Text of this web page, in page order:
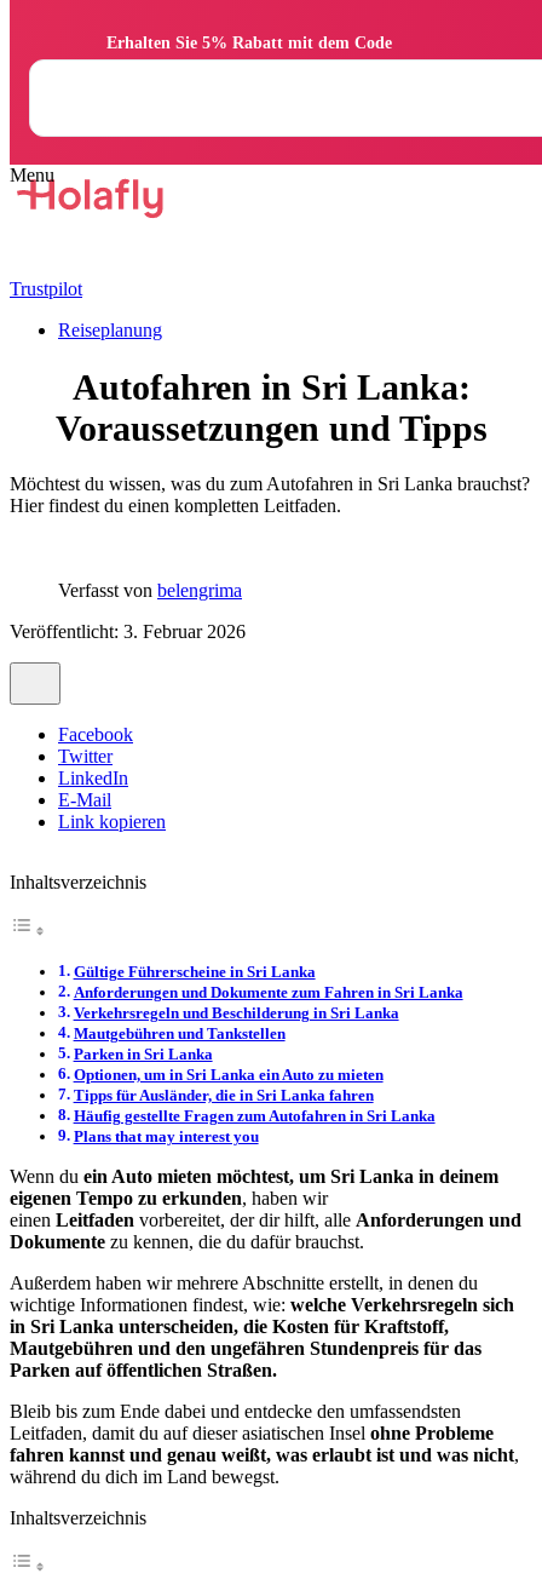
Trustpilot
Reiseplanung
Autofahren in Sri Lanka:
Voraussetzungen und Tipps
Möchtest du wissen, was du zum Autofahren in Sri Lanka brauchst?
Hier findest du einen kompletten Leitfaden.
Verfasst von belengrima
Veröffentlicht: 3. Februar 2026
Facebook
Twitter
LinkedIn
E-Mail
Link kopieren
Inhaltsverzeichnis
Gültige Führerscheine in Sri Lanka
Anforderungen und Dokumente zum Fahren in Sri Lanka
Verkehrsregeln und Beschilderung in Sri Lanka
Mautgebühren und Tankstellen
Parken in Sri Lanka
Optionen, um in Sri Lanka ein Auto zu mieten
Tipps für Ausländer, die in Sri Lanka fahren
Häufig gestellte Fragen zum Autofahren in Sri Lanka
Plans that may interest you
Wenn du ein Auto mieten möchtest, um Sri Lanka in deinem
eigenen Tempo zu erkunden, haben wir
einen Leitfaden vorbereitet, der dir hilft, alle Anforderungen und
Dokumente zu kennen, die du dafür brauchst.
Außerdem haben wir mehrere Abschnitte erstellt, in denen du
wichtige Informationen findest, wie: welche Verkehrsregeln sich
in Sri Lanka unterscheiden, die Kosten für Kraftstoff,
Mautgebühren und den ungefähren Stundenpreis für das
Parken auf öffentlichen Straßen.
Bleib bis zum Ende dabei und entdecke den umfassendsten
Leitfaden, damit du auf dieser asiatischen Insel ohne Probleme
fahren kannst und genau weißt, was erlaubt ist und was nicht,
während du dich im Land bewegst.
Inhaltsverzeichnis